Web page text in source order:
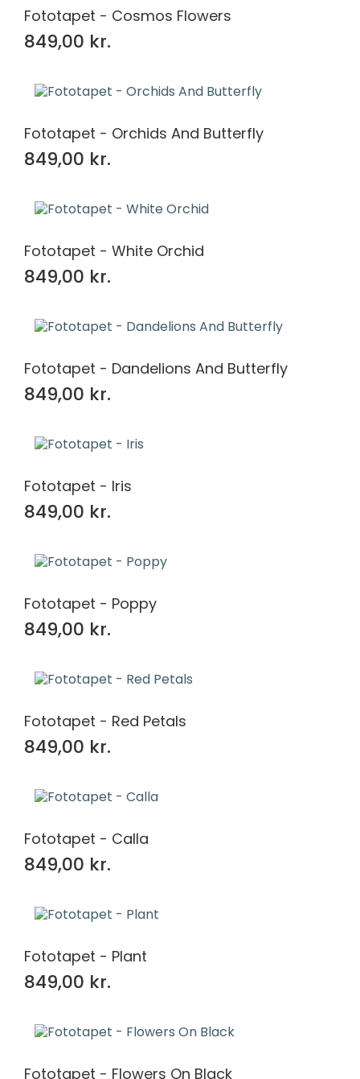
Fototapet - Cosmos Flowers
849,00 kr.
Fototapet - Orchids And Butterfly
849,00 kr.
Fototapet - White Orchid
849,00 kr.
Fototapet - Dandelions And Butterfly
849,00 kr.
Fototapet - Iris
849,00 kr.
Fototapet - Poppy
849,00 kr.
Fototapet - Red Petals
849,00 kr.
Fototapet - Calla
849,00 kr.
Fototapet - Plant
849,00 kr.
Fototapet - Flowers On Black